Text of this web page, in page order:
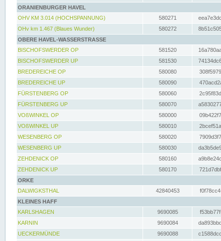
ORANIENBURGER HAVEL
OHV KM 3.014 (HOCHSPANNUNG)
580271
OHv km 1.467 (Blaues Wunder)
580272
OBERE HAVEL-WASSERSTRASSE
BISCHOFSWERDER OP
581520
BISCHOFSWERDER UP
581530
BREDEREICHE OP
580080
BREDEREICHE UP
580090
FÜRSTENBERG OP
580060
FÜRSTENBERG UP
580070
VOßWINKEL OP
580000
VOßWINKEL UP
580010
WESENBERG OP
580020
WESENBERG UP
580030
ZEHDENICK OP
580160
ZEHDENICK UP
580170
ORKE
DALWIGKSTHAL
42840453
KLEINES HAFF
KARLSHAGEN
9690085
KARNIN
9690084
UECKERMÜNDE
9690088